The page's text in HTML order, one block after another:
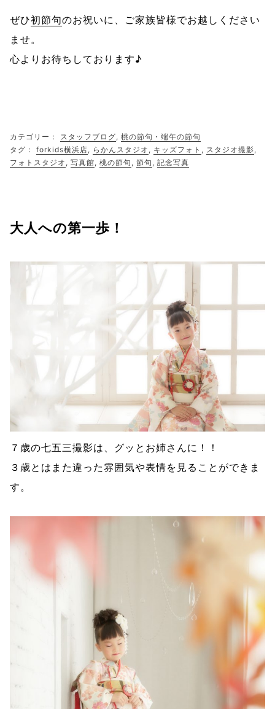
ぜひ初節句のお祝いに、ご家族皆様でお越しください
ませ。
心よりお待ちしております♪
カテゴリー： スタッフブログ, 桃の節句・端午の節句
タグ： forkids横浜店, らかんスタジオ , キッズフォト , スタジオ撮影,
フォトスタジオ , 写真館, 桃の節句 , 節句 , 記念写真
大人への第一歩！
７歳の七五三撮影は、グッとお姉さんに！！
３歳とはまた違った雰囲気や表情を見ることができま
す。